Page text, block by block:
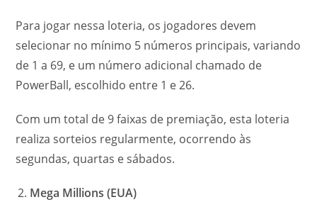
Para jogar nessa loteria, os jogadores devem
selecionar no mínimo 5 números principais, variando
de 1 a 69, e um número adicional chamado de
PowerBall, escolhido entre 1 e 26.
Com um total de 9 faixas de premiação, esta loteria
realiza sorteios regularmente, ocorrendo às
segundas, quartas e sábados.
Mega Millions (EUA)